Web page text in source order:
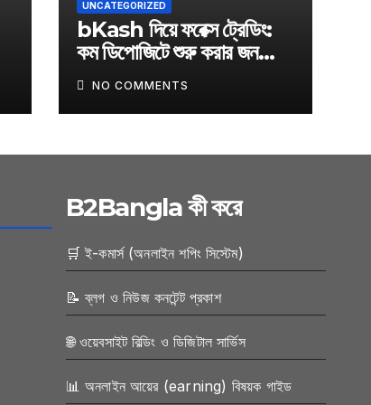
UNCATEGORIZED
bKash দিয়ে ফরেক্স ট্রেডিং:
কম ডিপোজিটে শুরু করার জনপ্রিয়
ব্রোকার তালিকা
NO COMMENTS
B2Bangla কী করে
🛒 ই-কমার্স (অনলাইন শপিং সিস্টেম)
📝 ব্লগ ও নিউজ কনটেন্ট প্রকাশ
🌐 ওয়েবসাইট বিল্ডিং ও ডিজিটাল সার্ভিস
📊 অনলাইন আয়ের (earning) বিষয়ক গাইড